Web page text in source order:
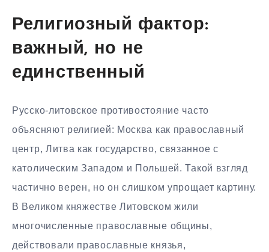
Религиозный фактор:
важный, но не
единственный
Русско-литовское противостояние часто
объясняют религией: Москва как православный
центр, Литва как государство, связанное с
католическим Западом и Польшей. Такой взгляд
частично верен, но он слишком упрощает картину.
В Великом княжестве Литовском жили
многочисленные православные общины,
действовали православные князья,